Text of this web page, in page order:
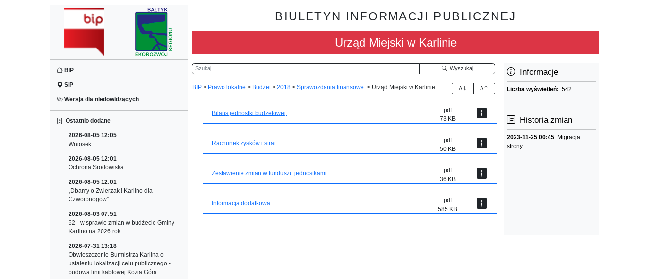
BIP
SIP
Wersja dla niedowidzących
Ostatnio dodane
2026-08-05 12:05
Wniosek
2026-08-05 12:01
Ochrona Środowiska
2026-08-05 12:01
„Dbamy o Zwierzaki! Karlino dla
Czworonogów”
2026-08-03 07:51
62 - w sprawie zmian w budżecie Gminy
Karlino na 2026 rok.
2026-07-31 13:18
Obwieszczenie Burmistrza Karlina o
ustaleniu lokalizacji celu publicznego -
budowa linii kablowej Kozia Góra
BIULETYN INFORMACJI PUBLICZNEJ
Urząd Miejski w Karlinie
Szukaj Wyszukaj
BIP > Prawo lokalne > Budżet> 2018 > Sprawozdania finansowe. > Urząd Miejski w Karlinie. A A
Bilans jednostki budżetowej.
pdf
73 KB
Rachunek zysków i strat.
pdf
50 KB
Zestawienie zmian w funduszu jednostkami.
pdf
36 KB
Informacja dodatkowa.
pdf
585 KB
Informacje
Liczba wyświetleń:542
Historia zmian
2023-11-25 00:45 Migracja
strony